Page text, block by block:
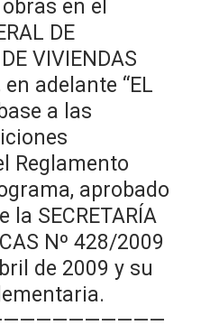
en el
DE
VIVIENDAS
en adelante “EL
a las
Reglamento
aprobado
la SECRETARÍA
Nº 428/2009
de 2009 y su